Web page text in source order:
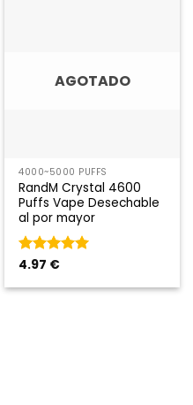
AGOTADO
4000~5000 PUFFS
RandM Crystal 4600
Puffs Vape Desechable
al por mayor
Rated5
4.97 €